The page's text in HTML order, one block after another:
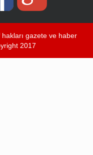
gazete ve haber
2017